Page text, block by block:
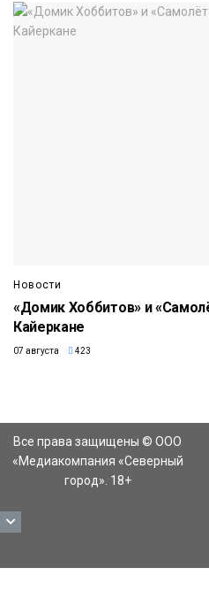
Новости
«Домик Хоббитов» и
Кайеркане
07 августа 423
Все права защищены © ООО
«Медиакомпания «Северный
город». 18+